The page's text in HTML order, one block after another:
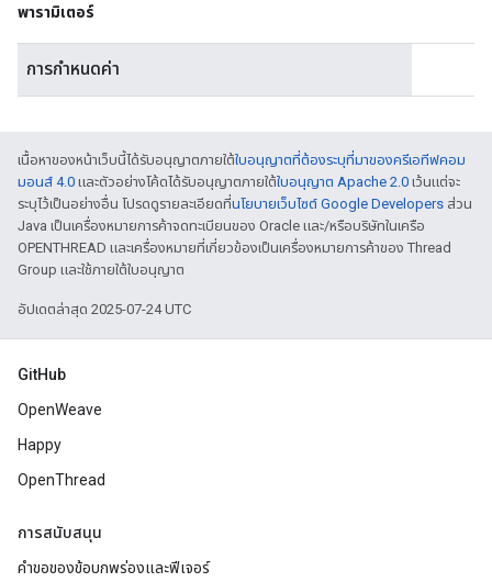
พารามิเตอร์
การกำหนดค่า
เนื้อหาของหน้าเว็บนี้ได้รับอนุญาตภายใต้ใบอนุญาตที่ต้องระบุที่มาของครีเอทีฟคอม
มอนส์ 4.0 และตัวอย่างโค้ดได้รับอนุญาตภายใต้ใบอนุญาต Apache 2.0 เว้นแต่จะ
ระบุไว้เป็นอย่างอื่น โปรดดูรายละเอียดที่นโยบายเว็บไซต์ Google Developers ส่วน
Java เป็นเครื่องหมายการค้าจดทะเบียนของ Oracle และ/หรือบริษัทในเครือ
OPENTHREAD และเครื่องหมายที่เกี่ยวข้องเป็นเครื่องหมายการค้าของ Thread
Group และใช้ภายใต้ใบอนุญาต
อัปเดตล่าสุด 2025-07-24 UTC
GitHub
OpenWeave
Happy
OpenThread
การสนับสนุน
คำขอของข้อบกพร่องและฟีเจอร์